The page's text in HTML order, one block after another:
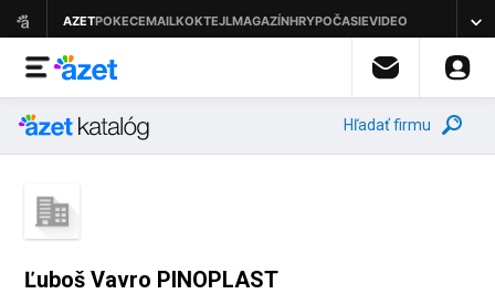
Hľadať firmu
Ľuboš Vavro PINOPLAST